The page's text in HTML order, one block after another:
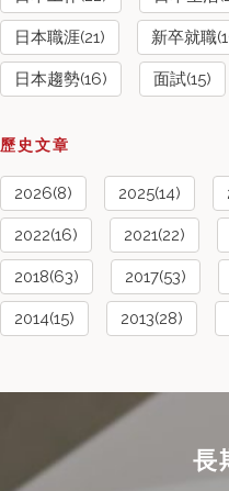
日本職涯(21) 新卒就職
日本趨勢(16) 面試(15)
歷史文章
2026(8) 2025(14)
2022(16) 2021(22)
2018(63) 2017(53)
2014(15) 2013(28)
長